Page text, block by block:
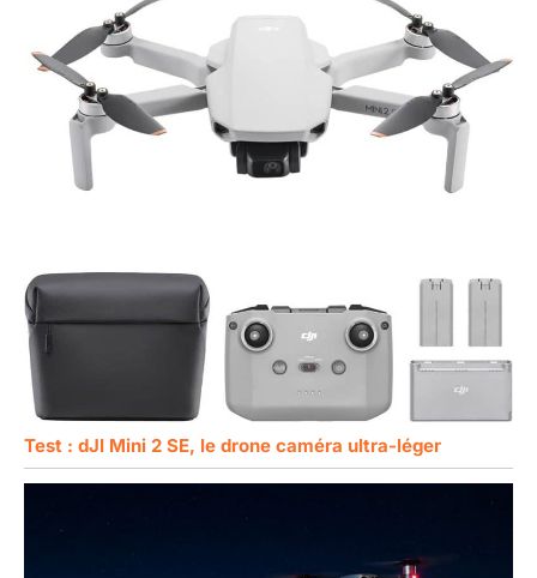
Test : dJI Mini 2 SE, le drone caméra ultra-léger